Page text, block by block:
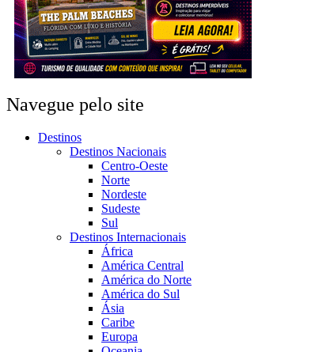
Navegue pelo site
Destinos
Destinos Nacionais
Centro-Oeste
Norte
Nordeste
Sudeste
Sul
Destinos Internacionais
África
América Central
América do Norte
América do Sul
Ásia
Caribe
Europa